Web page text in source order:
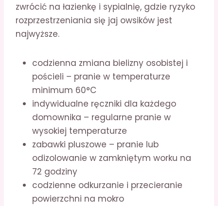
zwrócić na łazienkę i sypialnię, gdzie ryzyko
rozprzestrzeniania się jaj owsików jest
najwyższe.
codzienna zmiana bielizny osobistej i
pościeli – pranie w temperaturze
minimum 60°C
indywidualne ręczniki dla każdego
domownika – regularne pranie w
wysokiej temperaturze
zabawki pluszowe – pranie lub
odizolowanie w zamkniętym worku na
72 godziny
codzienne odkurzanie i przecieranie
powierzchni na mokro